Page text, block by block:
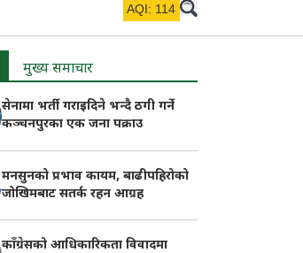
AQI: 114
मुख्य समाचार
सेनामा भर्ती गराइदिने भन्दै ठगी गर्ने
कञ्चनपुरका एक जना पक्राउ
मनसुनको प्रभाव कायम, बाढीपहिरोको
जोखिमबाट सतर्क रहन आग्रह
काँग्रेसको आधिकारिकता विवादमा